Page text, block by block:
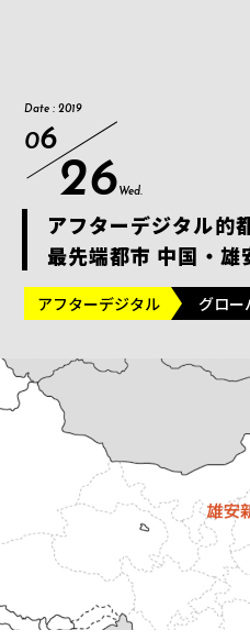
Date : 2019
06
26Wed.
アフターデジタル的
最先端都市 中国・雄
アフターデジタル グロー